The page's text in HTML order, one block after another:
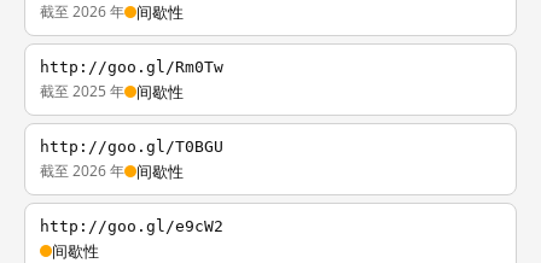
截至 2026 年 间歇性
http://goo.gl/Rm0Tw
截至 2025 年 间歇性
http://goo.gl/T0BGU
截至 2026 年 间歇性
http://goo.gl/e9cW2
间歇性